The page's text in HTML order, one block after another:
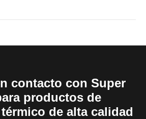
contacto con Super
productos de
de alta calidad